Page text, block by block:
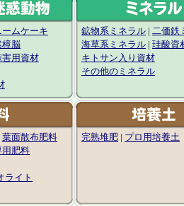
ームケーキ
樟脳
害用資材
鉱物系ミネラル
二価鉄
海草系ミネラル
珪酸資
キトサン入り資材
その他のミネラル
葉面散布肥料
用肥料
ライト
完熟堆肥 プロ用培養土